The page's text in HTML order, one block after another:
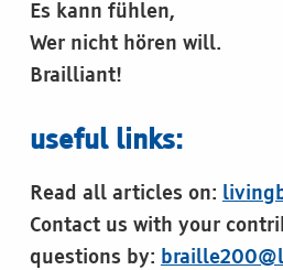
Es kann fühlen,
Wer nicht hören will.
Brailliant!
useful links:
Read all articles on:
Contact us with your
questions by: